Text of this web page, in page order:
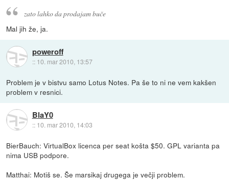
zato lahko da prodajam buče
Mal jih že, ja.
poweroff
:: 10. mar 2010, 13:57
Problem je v bistvu samo Lotus Notes. Pa še to ni ne vem kakšen
problem v resnici.
BlaY0
:: 10. mar 2010, 14:03
BierBauch: VirtualBox licenca per seat košta $50. GPL varianta pa
nima USB podpore.
Matthai: Motiš se. Še marsikaj drugega je večji problem.